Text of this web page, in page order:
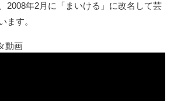
2008年2月に「まいける」に改名して芸
ます。
動画